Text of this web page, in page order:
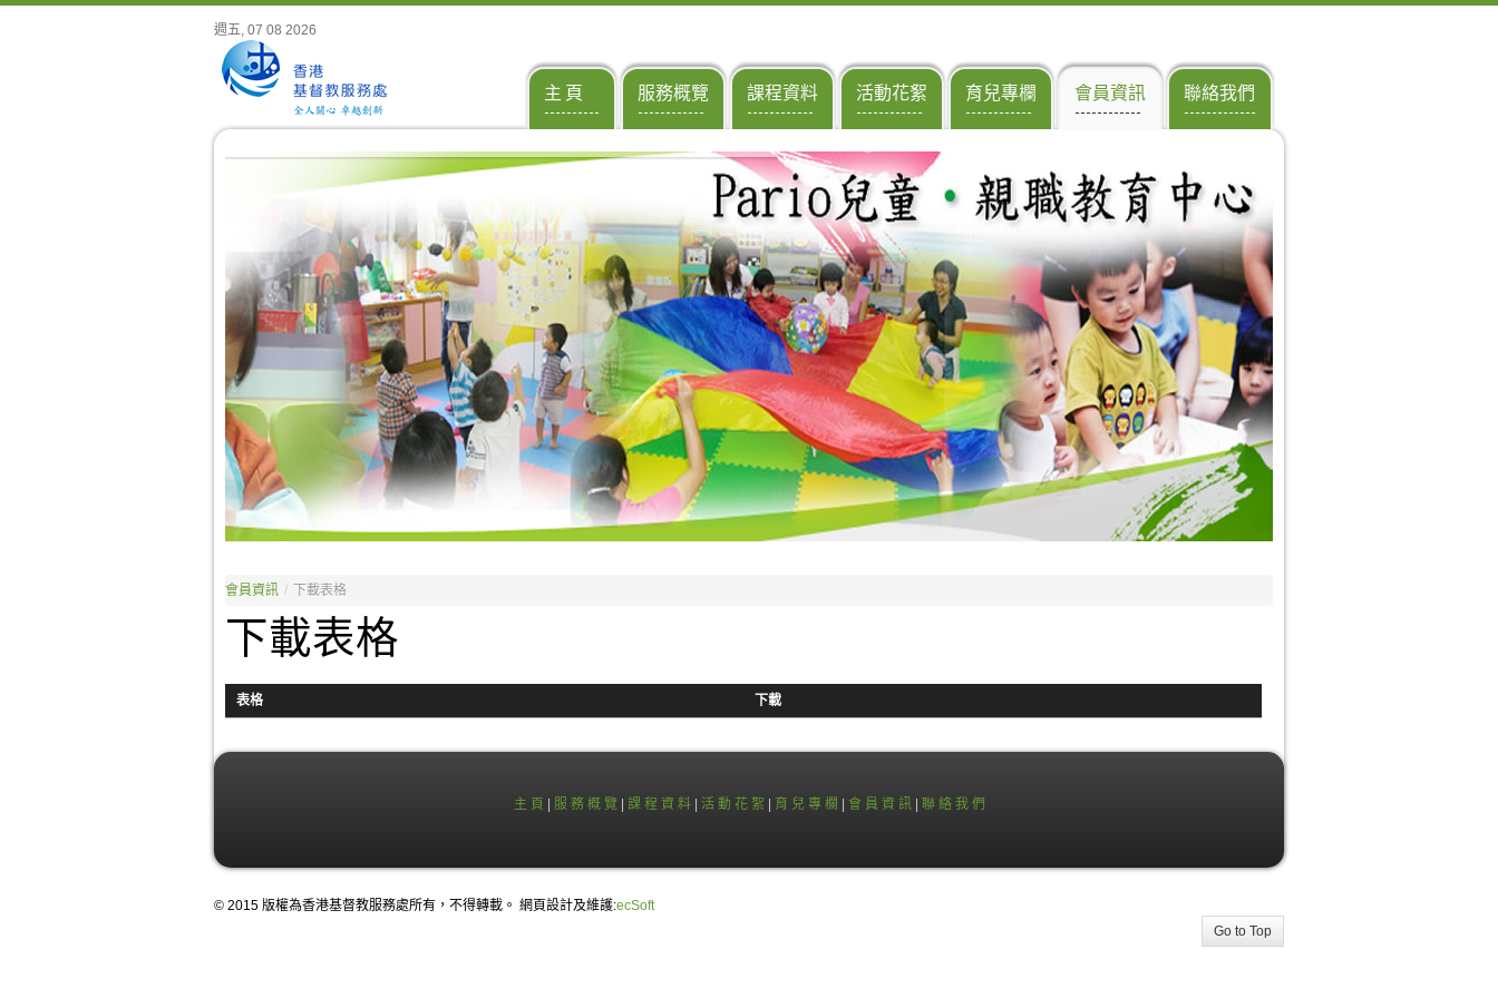
週五, 07 08 2026
主 頁
----------
服務概覽
------------
課程資料
------------
活動花絮
------------
育兒專欄
------------
會員資訊
------------
聯絡我們
-------------
會員資訊 / 下載表格
下載表格
表格 下載
主 頁 服 務 概 覽| 課 程 資 料| 活 動 花 絮 育 兒 專 欄 會 員 資 訊| 聯 絡 我 們
© 2015 版權為香港基督教服務處所有，不得轉載。 網頁設計及維護:ecSoft
Go to Top